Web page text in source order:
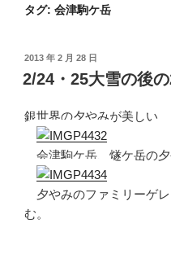
タグ: 会津駒ケ岳
投
稿
日:
2013 年 2 月 28 日
2/24・25大雪の後
銀世界の夕やみが美しい
会津駒ケ岳、燧ケ岳の
夕やみのファミリーゲ
む。